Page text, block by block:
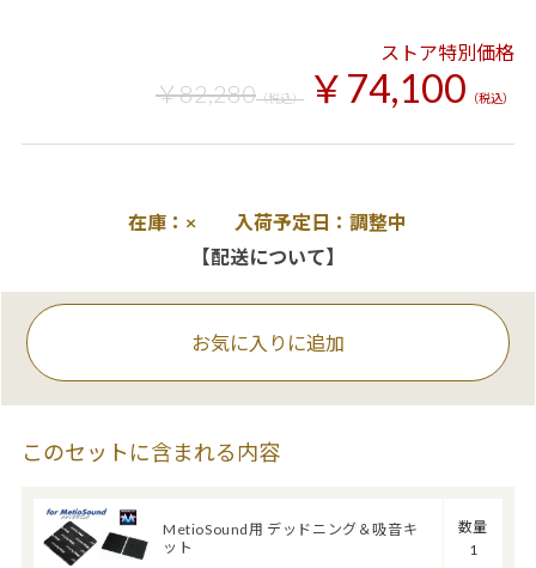
ストア特別価格
￥82,280（税込） ￥74,100 （税込）
在庫：× 入荷予定日：調整中
【配送について】
お気に入りに追加
このセットに含まれる内容
MetioSound用 デッドニング＆吸音キ
ット
数量
1